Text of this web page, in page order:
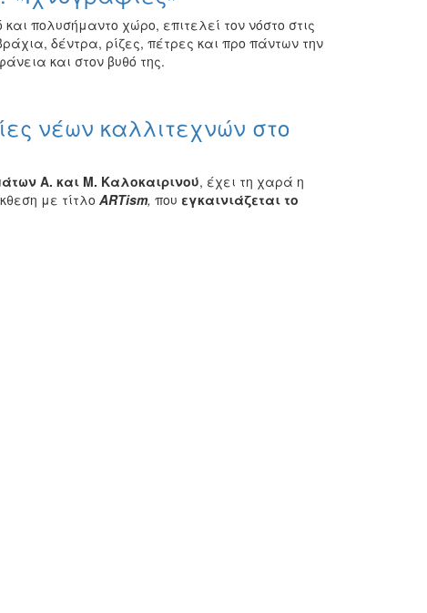
πολυσήμαντο χώρο, επιτελεί τον νόστο στις
δέντρα, ρίζες, πέτρες και προ πάντων την
και στον βυθό της.
νέων καλλιτεχνών στο
Α. και Μ. Καλοκαιρινού, έχει τη χαρά η
με τίτλο ARTism, που εγκαινιάζεται το